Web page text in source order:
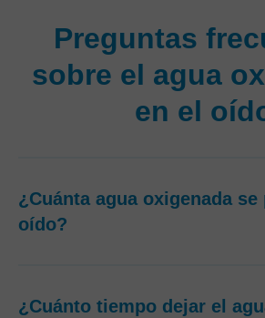
Preguntas
sobre el agua
en el
¿Cuánta agua oxigenada se
oído?
¿Cuánto tiempo dejar el